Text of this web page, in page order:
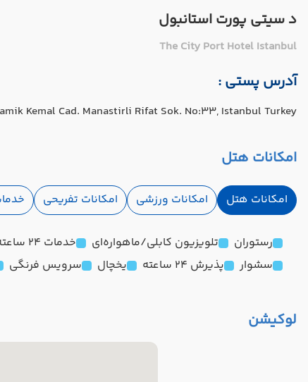
د سیتی پورت استانبول
The City Port Hotel Istanbul
آدرس پستی :
Kemal Cad. Manastirli Rifat Sok. No:33, Istanbul Turkey
امکانات هتل
امکانات هتل امکانات ورزشی امکانات تفریحی
رستوران تلویزیون کابلی/ماهواره‌ای خدمات 24 ساعته در اتاق
سشوار
پذیرش 24 ساعته یخچال سرویس فرنگی
لوکیشن